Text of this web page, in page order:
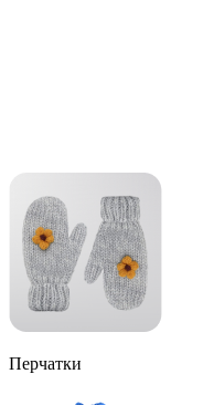
Перчатки